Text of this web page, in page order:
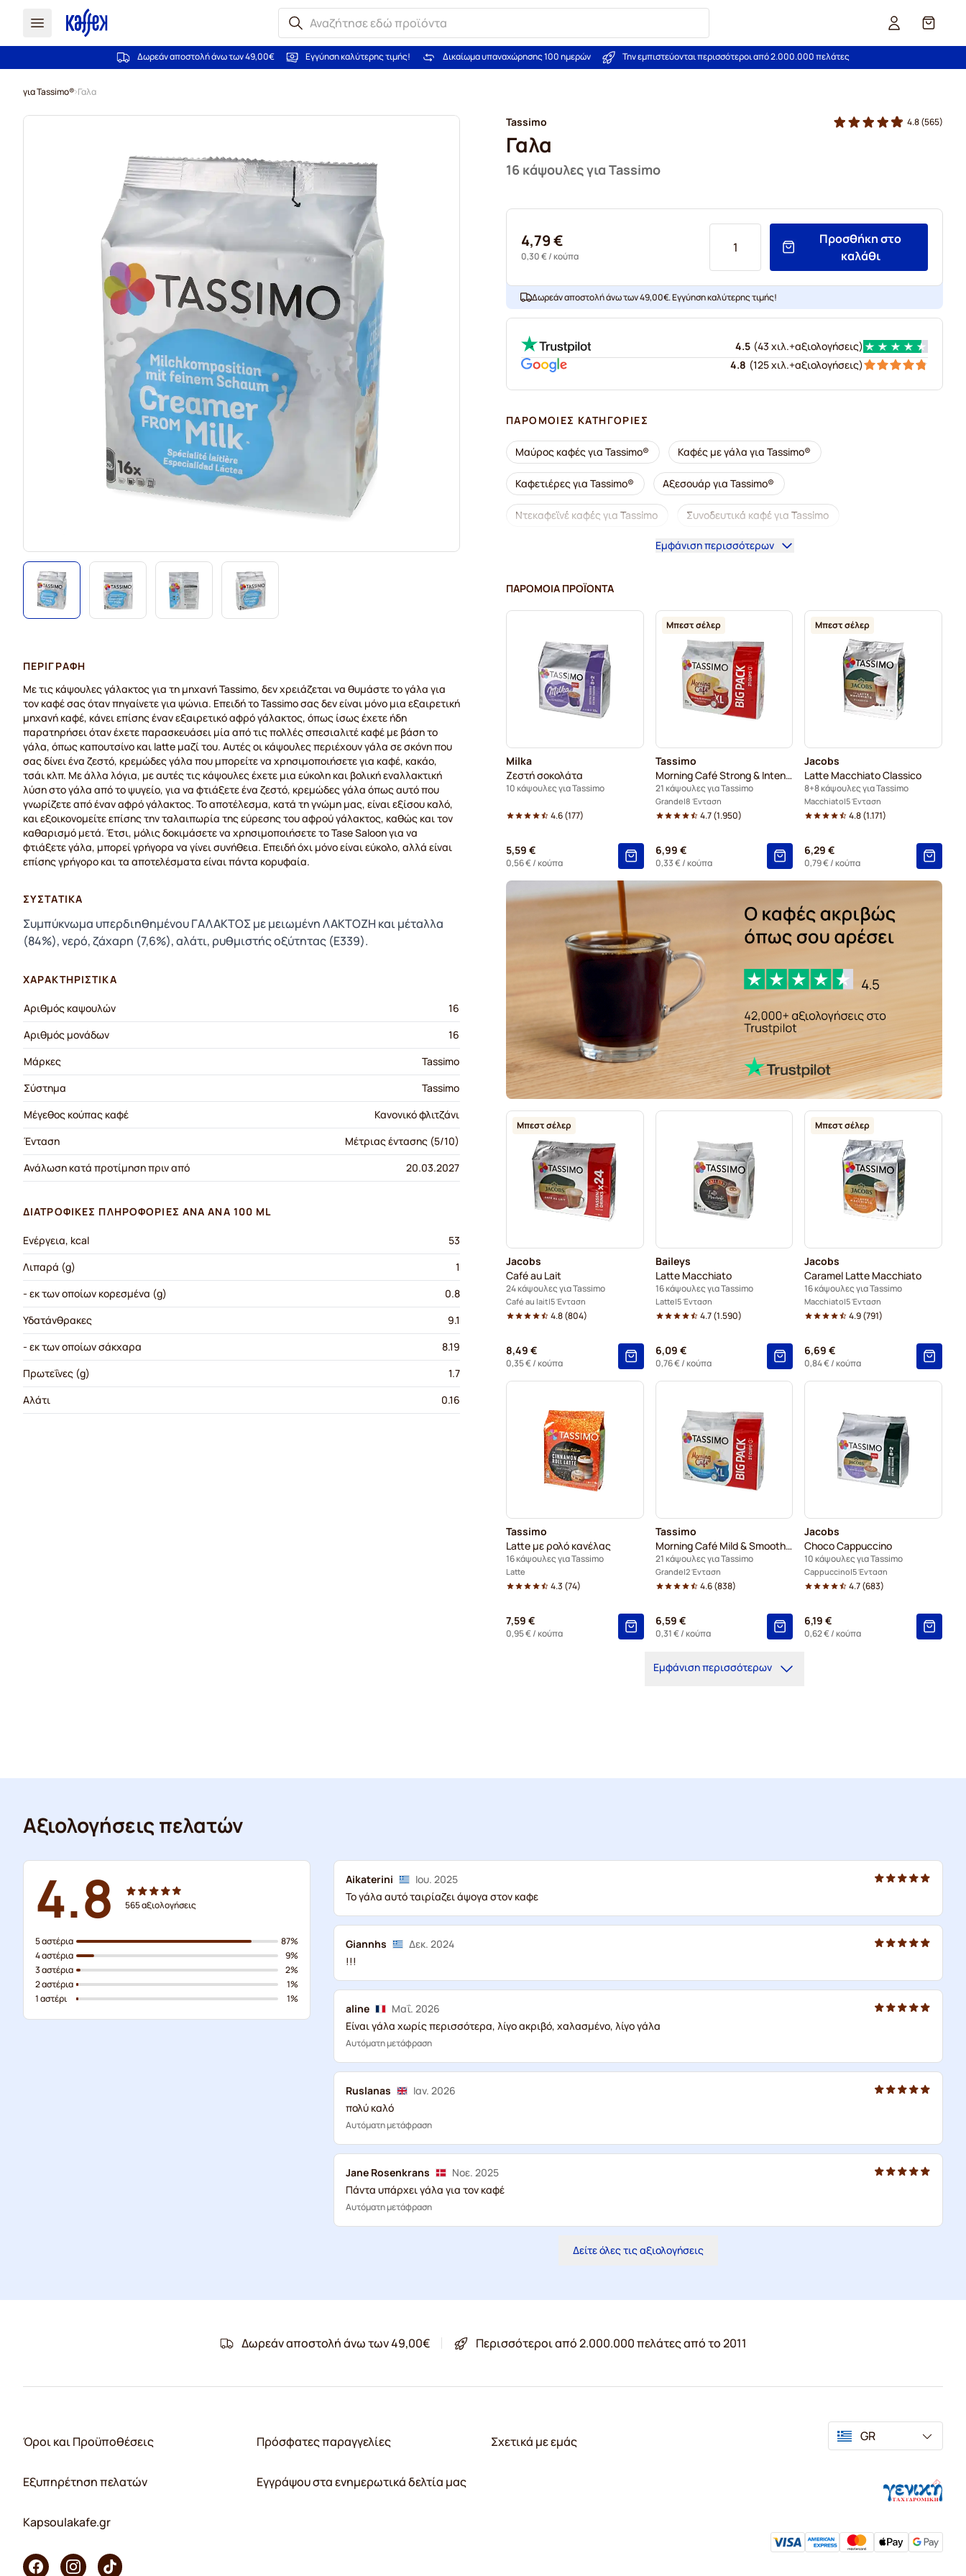
Καλάθι
Δωρεάν αποστολή άνω των 49,00€ Εγγύηση καλύτερης τιμής! Δικαίωμα υπαναχώρησης 100 ημερών Την εμπιστεύονται περισσότεροι από 2.000.000 πελάτες
για Tassimo® Γαλα
Tassimo
Γαλα
16 κάψουλες για Tassimo
4.8(565)
4,79 €
0,30 €/ κούπα
Προσθήκη στο
καλάθι
Δωρεάν αποστολή άνω των 49,00€. Εγγύηση καλύτερης τιμής!
4.5 (43 χιλ.+αξιολογήσεις)
4.8 (125 χιλ.+αξιολογήσεις)
ΠΑΡΌΜΟΙΕΣ ΚΑΤΗΓΟΡΊΕΣ
Μαύρος καφές για Tassimo® Καφές με γάλα για Tassimo®
Καφετιέρες για Tassimo® Αξεσουάρ για Tassimo®
Ντεκαφεϊνέ καφές για Tassimo Συνοδευτικά καφέ για Tassimo
Αφαλάτωση και φροντίδα για Tassimo Κάψουλες καφέ L'OR για Tassimo
Κάψουλες καφέ Friele για Tassimo Κάψουλες καφέ Marcilla για Tassimo
για Tassimo® Ζεστή σοκολάτα & Τσάι για Tassimo®
Κάψουλες Gevalia για Tassimo
Εμφάνιση περισσότερων
ΠΑΡΌΜΟΙΑ ΠΡΟΪΌΝΤΑ
Milka
Ζεστή σοκολάτα
10 κάψουλες για Tassimo
4.6(177)
5,59 €
0,56 €/ κούπα
Μπεστ σέλερ
Tassimo
Morning Café Strong & Intense XL
21 κάψουλες για Tassimo
Grande 8 Ένταση
4.7(1.950)
6,99 €
0,33 €/ κούπα
Μπεστ σέλερ
Jacobs
Latte Macchiato Classico
8+8 κάψουλες για Tassimo
Macchiato 5 Ένταση
4.8(1.171)
6,29 €
0,79 €/ κούπα
Μπεστ σέλερ
Jacobs
Café au Lait
24 κάψουλες για Tassimo
Café au lait 5 Ένταση
4.8(804)
8,49 €
0,35 €/ κούπα
Baileys
Latte Macchiato
16 κάψουλες για Tassimo
Latte 5 Ένταση
4.7(1.590)
6,09 €
0,76 €/ κούπα
Μπεστ σέλερ
Jacobs
Caramel Latte Macchiato
16 κάψουλες για Tassimo
Macchiato 5 Ένταση
4.9(791)
6,69 €
0,84 €/ κούπα
Tassimo
Latte με ρολό κανέλας
16 κάψουλες για Tassimo
Latte
4.3 (74)
7,59 €
0,95 €/ κούπα
Tassimo
Morning Café Mild & Smooth XL
21 κάψουλες για Tassimo
Grande 2 Ένταση
4.6(838)
6,59 €
0,31 €/ κούπα
Jacobs
Choco Cappuccino
10 κάψουλες για Tassimo
Cappuccino 5 Ένταση
4.7(683)
6,19 €
0,62 €/ κούπα
Εμφάνιση περισσότερων
ΠΕΡΙΓΡΑΦΉ
Με τις κάψουλες γάλακτος για τη μηχανή Tassimo, δεν χρειάζεται να θυμάστε το γάλα για
τον καφέ σας όταν πηγαίνετε για ψώνια. Επειδή το Tassimo σας δεν είναι μόνο μια εξαιρετική
μηχανή καφέ, κάνει επίσης έναν εξαιρετικό αφρό γάλακτος, όπως ίσως έχετε ήδη
παρατηρήσει όταν έχετε παρασκευάσει μία από τις πολλές σπεσιαλιτέ καφέ με βάση το
γάλα, όπως καπουτσίνο και latte μαζί του. Αυτές οι κάψουλες περιέχουν γάλα σε σκόνη που
σας δίνει ένα ζεστό, κρεμώδες γάλα που μπορείτε να χρησιμοποιήσετε για καφέ, κακάο,
τσάι κλπ. Με άλλα λόγια, με αυτές τις κάψουλες έχετε μια εύκολη και βολική εναλλακτική
λύση στο γάλα από το ψυγείο, για να φτιάξετε ένα ζεστό, κρεμώδες γάλα όπως αυτό που
γνωρίζετε από έναν αφρό γάλακτος. Το αποτέλεσμα, κατά τη γνώμη μας, είναι εξίσου καλό,
και εξοικονομείτε επίσης την ταλαιπωρία της εύρεσης του αφρού γάλακτος, καθώς και τον
καθαρισμό μετά. Έτσι, μόλις δοκιμάσετε να χρησιμοποιήσετε το Tase Saloon για να
φτιάξετε γάλα, μπορεί γρήγορα να γίνει συνήθεια. Επειδή όχι μόνο είναι εύκολο, αλλά είναι
επίσης γρήγορο και τα αποτελέσματα είναι πάντα κορυφαία.
ΣΥΣΤΑΤΙΚΆ
Συμπύκνωμα υπερδιηθημένου ΓΑΛΑΚΤΟΣ με μειωμένη ΛΑΚΤΟΖΗ και μέταλλα
(84%), νερό, ζάχαρη (7,6%), αλάτι, ρυθμιστής οξύτητας (E339).
ΧΑΡΑΚΤΗΡΙΣΤΙΚΆ
Αριθμός καψουλών
16
Αριθμός μονάδων
16
Μάρκες
Tassimo
Σύστημα
Tassimo
Μέγεθος κούπας καφέ
Κανονικό φλιτζάνι
Ένταση
Μέτριας έντασης (5/10)
Ανάλωση κατά προτίμηση πριν από
20.03.2027
ΔΙΑΤΡΟΦΙΚΈΣ ΠΛΗΡΟΦΟΡΊΕΣ ΑΝΆ ΑΝΆ 100 ML
Ενέργεια, kcal
53
Λιπαρά (g)
1
- εκ των οποίων κορεσμένα (g)
0.8
Υδατάνθρακες
9.1
- εκ των οποίων σάκχαρα
8.19
Πρωτεΐνες (g)
1.7
Αλάτι
0.16
Αξιολογήσεις πελατών
4.8 565αξιολογήσεις
5 αστέρια
4 αστέρια
3 αστέρια
2 αστέρια
1 αστέρι
87%
9%
2%
1%
1%
Aikaterini
Ιου. 2025
Το γάλα αυτό ταιρίαζει άψογα στον καφε
Giannhs
Δεκ. 2024
!!!
aline
Μαΐ. 2026
Είναι γάλα χωρίς περισσότερα, λίγο ακριβό, χαλασμένο, λίγο γάλα
Αυτόματη μετάφραση
Ruslanas
Ιαν. 2026
πολύ καλό
Αυτόματη μετάφραση
Jane Rosenkrans
Νοε. 2025
Πάντα υπάρχει γάλα για τον καφέ
Αυτόματη μετάφραση
Δείτε όλες τις αξιολογήσεις
Δωρεάν αποστολή άνω των 49,00€ Περισσότεροι από 2.000.000 πελάτες από το 2011
Όροι και Προϋποθέσεις
Εξυπηρέτηση πελατών
Kapsoulakafe.gr
Πρόσφατες παραγγελίες
Εγγράψου στα ενημερωτικά δελτία μας
Σχετικά με εμάς GR